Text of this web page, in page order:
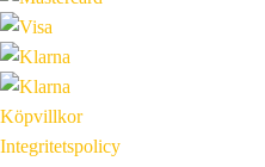
Köpvillkor
Integritetspolicy